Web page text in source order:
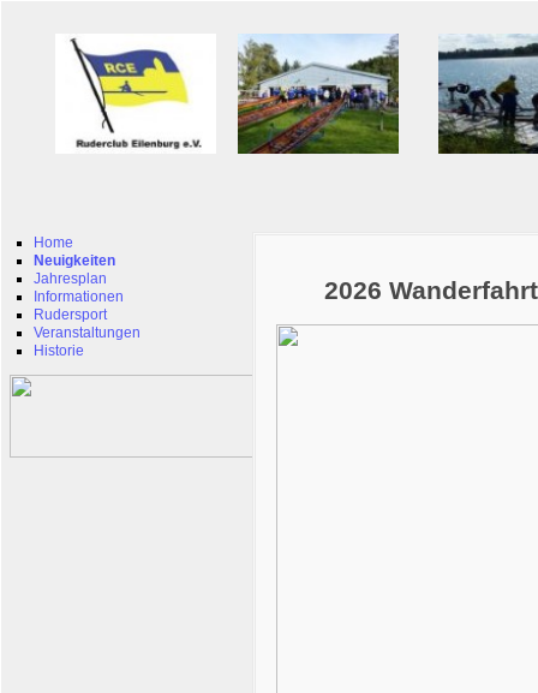
Home
Neuigkeiten
Jahresplan
Informationen
Rudersport
Veranstaltungen
Historie
2026